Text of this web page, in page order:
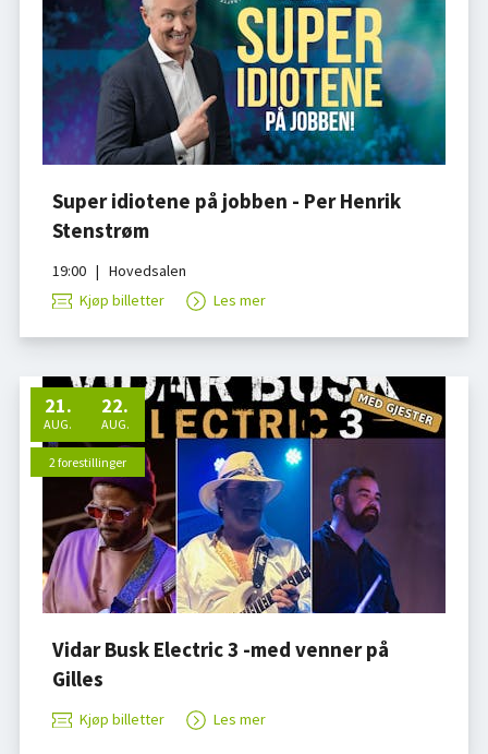
Super idiotene på jobben - Per Henrik
Stenstrøm
19:00 | Hovedsalen
Kjøp billetter
Les mer
21.
AUG.
22.
AUG.
2 forestillinger
Vidar Busk Electric 3 -med venner på
Gilles
Kjøp billetter Les mer